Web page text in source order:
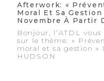
Afterwork: «
Moral Et Sa Gestion
Novembre À Partir
Bonjour, l’ATDL
sur le thème: «
moral et sa gestion »
HUDSON